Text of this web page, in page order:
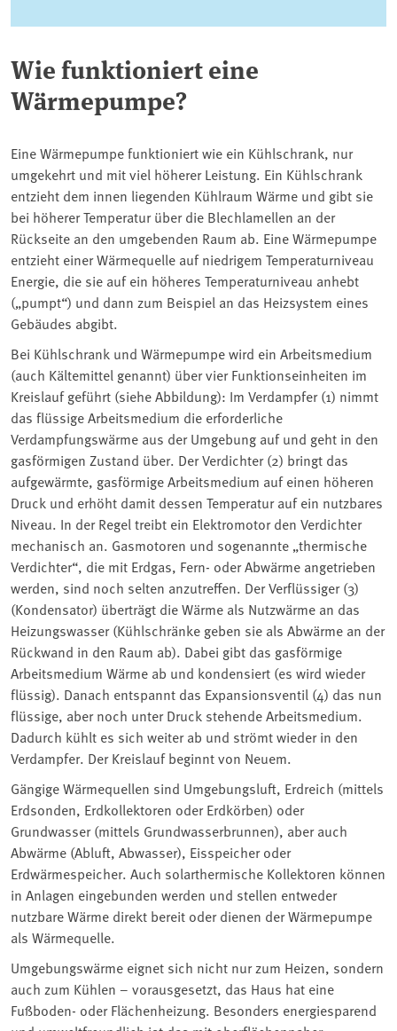
Wie funktioniert eine
Wärmepumpe?
Eine Wärmepumpe funktioniert wie ein Kühlschrank, nur
umgekehrt und mit viel höherer Leistung. Ein Kühlschrank
entzieht dem innen liegenden Kühlraum Wärme und gibt sie
bei höherer Temperatur über die Blechlamellen an der
Rückseite an den umgebenden Raum ab. Eine Wärmepumpe
entzieht einer Wärmequelle auf niedrigem Temperaturniveau
Energie, die sie auf ein höheres Temperaturniveau anhebt
(„pumpt“) und dann zum Beispiel an das Heizsystem eines
Gebäudes abgibt.
Bei Kühlschrank und Wärmepumpe wird ein Arbeitsmedium
(auch Kältemittel genannt) über vier Funktionseinheiten im
Kreislauf geführt (siehe Abbildung): Im Verdampfer (1) nimmt
das flüssige Arbeitsmedium die erforderliche
Verdampfungswärme aus der Umgebung auf und geht in den
gasförmigen Zustand über. Der Verdichter (2) bringt das
aufgewärmte, gasförmige Arbeitsmedium auf einen höheren
Druck und erhöht damit dessen Temperatur auf ein nutzbares
Niveau. In der Regel treibt ein Elektromotor den Verdichter
mechanisch an. Gasmotoren und sogenannte „thermische
Verdichter“, die mit Erdgas, Fern- oder Abwärme angetrieben
werden, sind noch selten anzutreffen. Der Verflüssiger (3)
(Kondensator) überträgt die Wärme als Nutzwärme an das
Heizungswasser (Kühlschränke geben sie als Abwärme an der
Rückwand in den Raum ab). Dabei gibt das gasförmige
Arbeitsmedium Wärme ab und kondensiert (es wird wieder
flüssig). Danach entspannt das Expansionsventil (4) das nun
flüssige, aber noch unter Druck stehende Arbeitsmedium.
Dadurch kühlt es sich weiter ab und strömt wieder in den
Verdampfer. Der Kreislauf beginnt von Neuem.
Gängige Wärmequellen sind Umgebungsluft, Erdreich (mittels
Erdsonden, Erdkollektoren oder Erdkörben) oder
Grundwasser (mittels Grundwasserbrunnen), aber auch
Abwärme (Abluft, Abwasser), Eisspeicher oder
Erdwärmespeicher. Auch solarthermische Kollektoren können
in Anlagen eingebunden werden und stellen entweder
nutzbare Wärme direkt bereit oder dienen der Wärmepumpe
als Wärmequelle.
Umgebungswärme eignet sich nicht nur zum Heizen, sondern
auch zum Kühlen – vorausgesetzt, das Haus hat eine
Fußboden- oder Flächenheizung. Besonders energiesparend